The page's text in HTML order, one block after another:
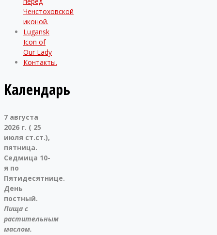
Ченстоховской
иконой.
Lugansk
Icon of
Our Lady
Контакты.
Календарь
7 августа
2026 г. ( 25
июля ст.ст.),
пятница.
Седмица 10-
я по
Пятидесятнице.
День
постный.
Пища с
растительным
маслом.